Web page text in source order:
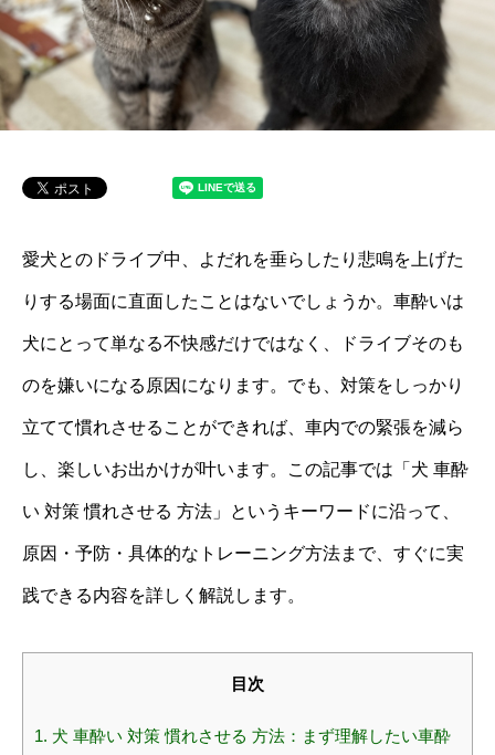
愛犬とのドライブ中、よだれを垂らしたり悲鳴を上げた
りする場面に直面したことはないでしょうか。車酔いは
犬にとって単なる不快感だけではなく、ドライブそのも
のを嫌いになる原因になります。でも、対策をしっかり
立てて慣れさせることができれば、車内での緊張を減ら
し、楽しいお出かけが叶います。この記事では「犬 車酔
い 対策 慣れさせる 方法」というキーワードに沿って、
原因・予防・具体的なトレーニング方法まで、すぐに実
践できる内容を詳しく解説します。
目次
1. 犬 車酔い 対策 慣れさせる 方法：まず理解したい車酔